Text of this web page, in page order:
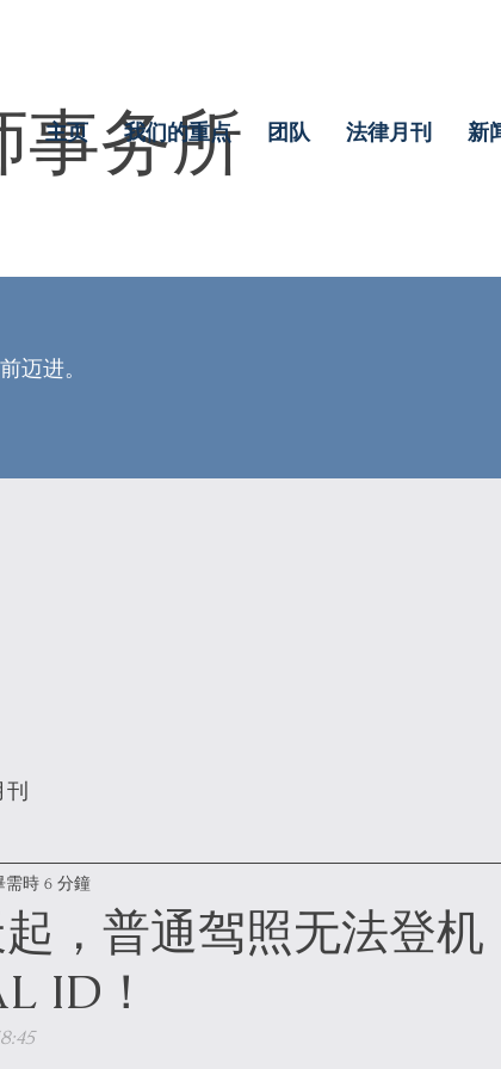
事务所
主页 我们的重点 团队 法律月刊 新
迈进。
，普通驾照无法登机
ID！
需時 6 分鐘